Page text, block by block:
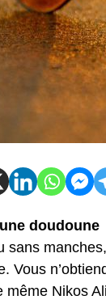
doudoune
sans
Vous
même Nikos